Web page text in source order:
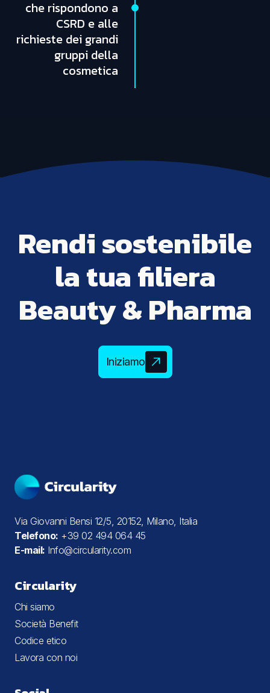
che rispondono a
CSRD e alle
richieste dei grandi
gruppi della
cosmetica
Rendi sostenibile
la tua filiera
Beauty & Pharma
Iniziamo
Via Giovanni Bensi 12/5, 20152, Milano, Italia
Telefono: +39 02 494 064 45
E-mail: Info@circularity.com
Circularity
Chi siamo
Società Benefit
Codice etico
Lavora con noi